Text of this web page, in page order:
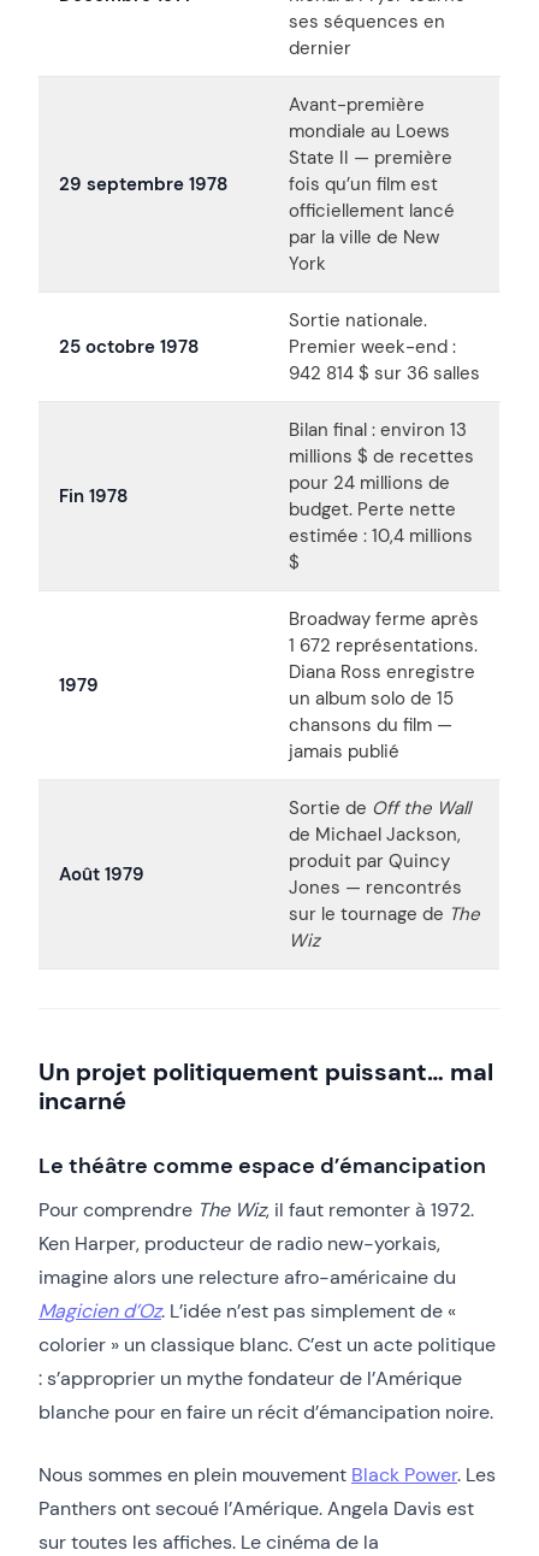
ses séquences en
dernier
29 septembre 1978
Avant-première
mondiale au Loews
State II — première
fois qu’un film est
officiellement lancé
par la ville de New
York
25 octobre 1978
Sortie nationale.
Premier week-end :
942 814 $ sur 36 salles
Fin 1978
Bilan final : environ 13
millions $ de recettes
pour 24 millions de
budget. Perte nette
estimée : 10,4 millions
$
1979
Broadway ferme après
1 672 représentations.
Diana Ross enregistre
un album solo de 15
chansons du film —
jamais publié
Août 1979
Sortie de Off the Wall
de Michael Jackson,
produit par Quincy
Jones — rencontrés
sur le tournage de The
Wiz
Un projet politiquement puissant… mal
incarné
Le théâtre comme espace d’émancipation
Pour comprendre The Wiz, il faut remonter à 1972.
Ken Harper, producteur de radio new-yorkais,
imagine alors une relecture afro-américaine du
Magicien d’Oz. L’idée n’est pas simplement de «
colorier » un classique blanc. C’est un acte politique
: s’approprier un mythe fondateur de l’Amérique
blanche pour en faire un récit d’émancipation noire.
Nous sommes en plein mouvement Black Power. Les
Panthers ont secoué l’Amérique. Angela Davis est
sur toutes les affiches. Le cinéma de la